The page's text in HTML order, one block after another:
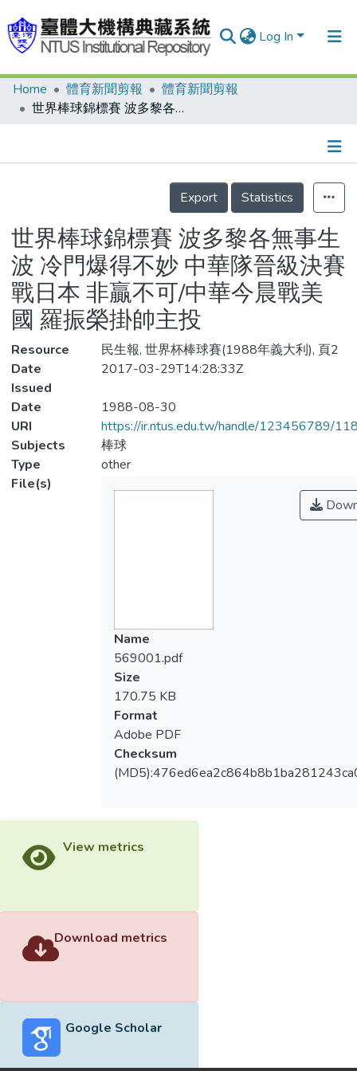
Log In
Communities & Collections
Statistics
Home 體育新聞剪報
體育新聞剪報
世界棒球錦標賽 波多黎各無事生波 冷門爆得不妙 中華隊晉級決賽戰日本 非贏不可/中華今晨戰美國 羅振榮掛帥主投
Details
Export
Statistics
世界棒球錦標賽 波多黎各無事生
波 冷門爆得不妙 中華隊晉級決賽
戰日本 非贏不可/中華今晨戰美
國 羅振榮掛帥主投
Resource
民生報, 世界杯棒球賽(1988年義大利), 頁2
Date
Issued
2017-03-29T14:28:33Z
Date
1988-08-30
URI
https://ir.ntus.edu.tw/handle/123456789/
Subjects
棒球
Type
other
File(s)
Name
569001.pdf
Size
170.75 KB
Format
Adobe PDF
Checksum
View metrics
Download metrics
Google Scholar